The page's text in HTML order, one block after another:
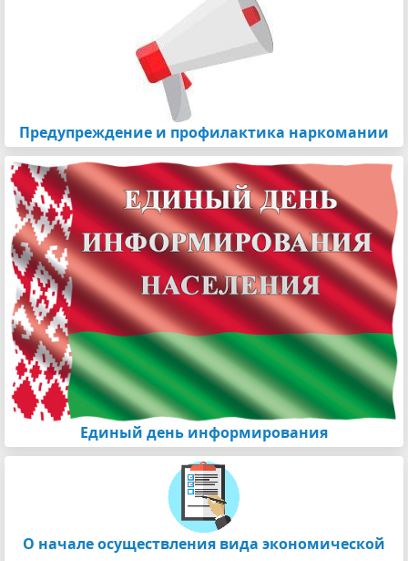
Предупреждение и профилактика наркомании
Единый день информирования
О начале осуществления вида экономической